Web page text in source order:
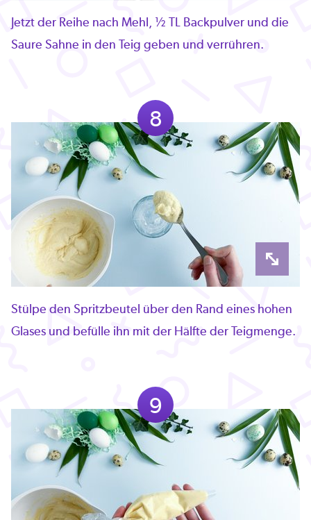
Jetzt der Reihe nach Mehl, ½ TL Backpulver und die
Saure Sahne in den Teig geben und verrühren.
8
Stülpe den Spritzbeutel über den Rand eines hohen
Glases und befülle ihn mit der Hälfte der Teigmenge.
9